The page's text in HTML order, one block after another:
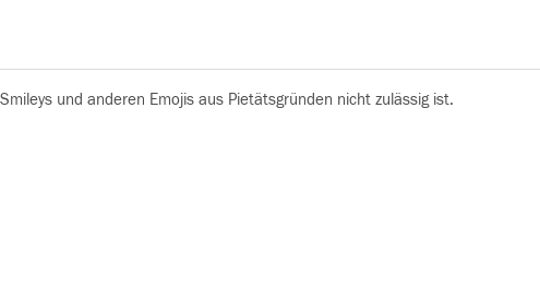
und anderen Emojis aus Pietätsgründen nicht zulässig ist.